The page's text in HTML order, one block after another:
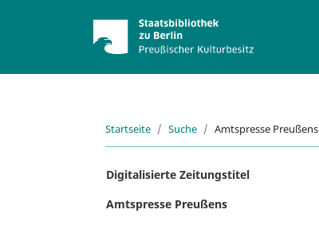
Startseite Suche Amtspresse Preußens
Digitalisierte Zeitungstitel
Amtspresse Preußens